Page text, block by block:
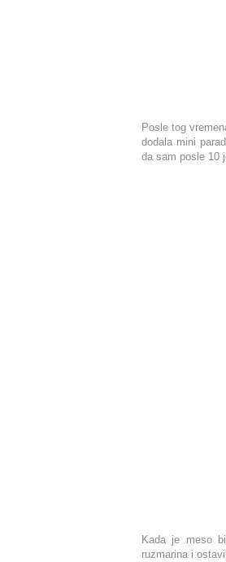
Posle tog
dodala mini
da sam posle 10
Kada je meso
ruzmarina i